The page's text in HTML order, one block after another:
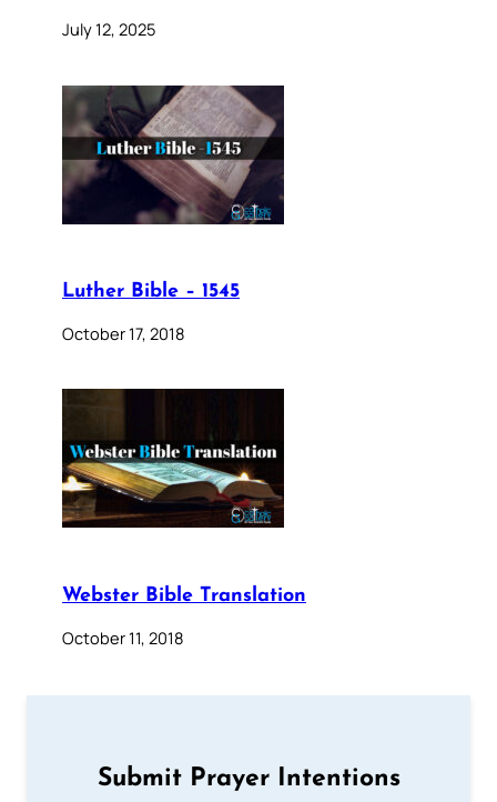
July 12, 2025
Luther Bible – 1545
October 17, 2018
Webster Bible Translation
October 11, 2018
Submit Prayer Intentions